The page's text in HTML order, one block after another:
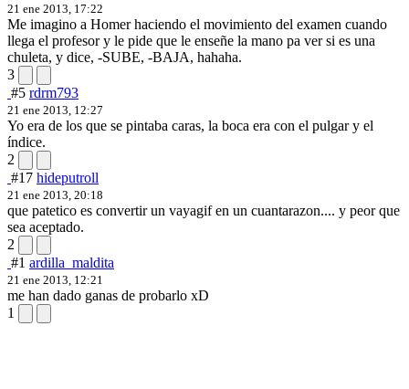
21 ene 2013, 17:22
Me imagino a Homer haciendo el movimiento del examen cuando
llega el profesor y le pide que le enseñe la mano pa ver si es una
chuleta, y dice, -SUBE, -BAJA, hahaha.
3
#5 rdrm793
21 ene 2013, 12:27
Yo era de los que se pintaba caras, la boca era con el pulgar y el
índice.
2
#17 hideputroll
21 ene 2013, 20:18
que patetico es convertir un vayagif en un cuantarazon.... y peor que
sea aceptado.
2
#1 ardilla_maldita
21 ene 2013, 12:21
me han dado ganas de probarlo xD
1